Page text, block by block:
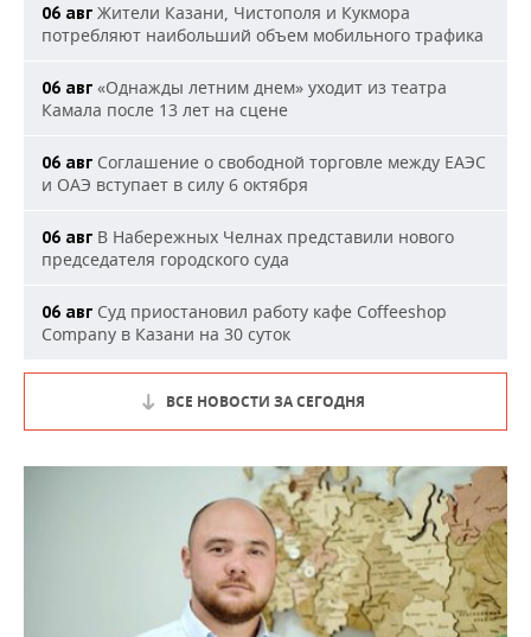
06 авг Жители Казани, Чистополя и Кукмора
потребляют наибольший объем мобильного трафика
06 авг «Однажды летним днем» уходит из театра
Камала после 13 лет на сцене
06 авг Соглашение о свободной торговле между ЕАЭС
и ОАЭ вступает в силу 6 октября
06 авг В Набережных Челнах представили нового
председателя городского суда
06 авг Суд приостановил работу кафе Coffeeshop
Company в Казани на 30 суток
ВСЕ НОВОСТИ ЗА СЕГОДНЯ